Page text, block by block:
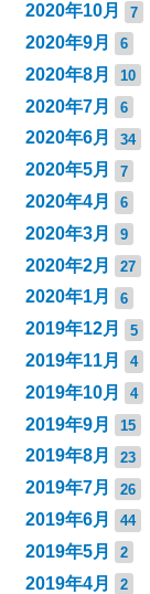
2020年10月 7
2020年9月 6
2020年8月 10
2020年7月 6
2020年6月 34
2020年5月 7
2020年4月 6
2020年3月 9
2020年2月 27
2020年1月 6
2019年12月 5
2019年11月 4
2019年10月 4
2019年9月 15
2019年8月 23
2019年7月 26
2019年6月 44
2019年5月 2
2019年4月 2